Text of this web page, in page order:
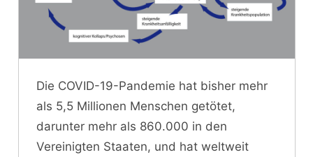
Die COVID-19-Pandemie hat bisher mehr
als 5,5 Millionen Menschen getötet,
darunter mehr als 860.000 in den
Vereinigten Staaten, und hat weltweit